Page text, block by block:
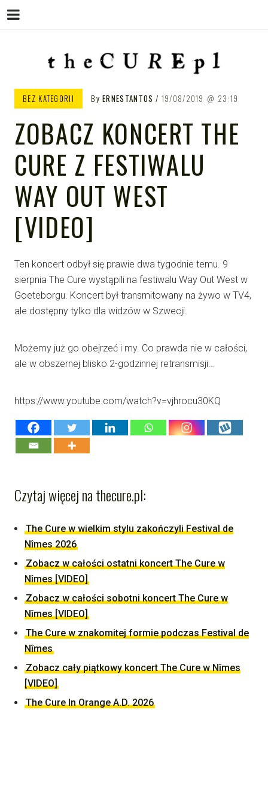
THE CURE PL – POLSKA
STRONA FANÓW ZESPOŁU THE
CURE
BEZ KATEGORII ByERNESTANTOS 19/08/2019 23:19
ZOBACZ KONCERT THE
CURE Z FESTIWALU
WAY OUT WEST
[VIDEO]
Ten koncert odbył się prawie dwa tygodnie temu. 9
sierpnia The Cure wystąpili na festiwalu Way Out West w
Goeteborgu. Koncert był transmitowany na żywo w TV4,
ale dostępny tylko dla widzów w Szwecji.
Możemy już go obejrzeć i my. Co prawda nie w całości,
ale w obszernej blisko 2-godzinnej retransmisji…
https://www.youtube.com/watch?v=vjhrocu30KQ
Czytaj więcej na thecure.pl:
The Cure w wielkim stylu zakończyli Festival de
Nîmes 2026
Zobacz w całości ostatni koncert The Cure w
Nîmes [VIDEO]
Zobacz w całości sobotni koncert The Cure w
Nîmes [VIDEO]
The Cure w znakomitej formie podczas Festival de
Nîmes
Zobacz cały piątkowy koncert The Cure w Nîmes
[VIDEO]
The Cure In Orange A.D. 2026
Menu